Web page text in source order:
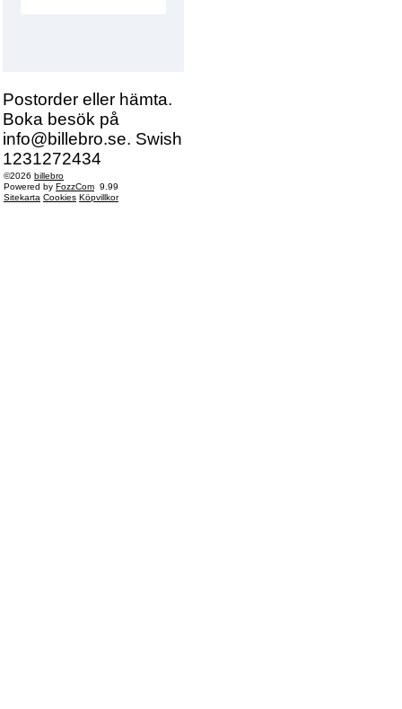
Postorder eller hämta.
Boka besök på
info@billebro.se. Swish
1231272434
©2026 billebro
Powered by FozzCom 9.99
Sitekarta Cookies Köpvillkor